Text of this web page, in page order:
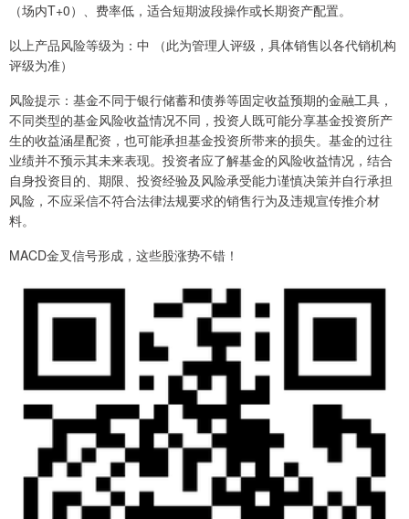
（场内T+0）、费率低，适合短期波段操作或长期资产配置。
以上产品风险等级为：中 （此为管理人评级，具体销售以各代销机构
评级为准）
风险提示：基金不同于银行储蓄和债券等固定收益预期的金融工具，
不同类型的基金风险收益情况不同，投资人既可能分享基金投资所产
生的收益涵星配资，也可能承担基金投资所带来的损失。基金的过往
业绩并不预示其未来表现。投资者应了解基金的风险收益情况，结合
自身投资目的、期限、投资经验及风险承受能力谨慎决策并自行承担
风险，不应采信不符合法律法规要求的销售行为及违规宣传推介材
料。
MACD金叉信号形成，这些股涨势不错！